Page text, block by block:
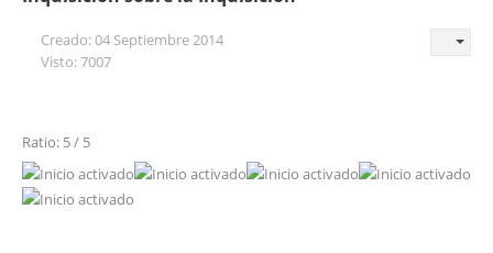
Creado: 04 Septiembre 2014
Visto: 7007
Ratio: 5 / 5